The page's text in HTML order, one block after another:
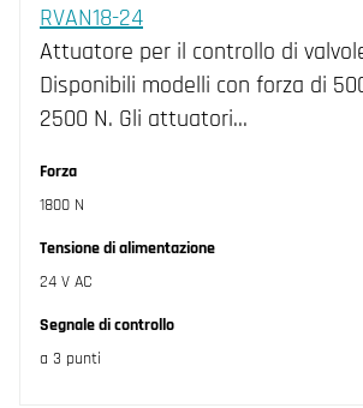
RVAN18-24
Attuatore per il controllo di
Disponibili modelli con forza di
2500 N. Gli attuatori…
Forza
1800 N
Tensione di alimentazione
24 V AC
Segnale di controllo
a 3 punti